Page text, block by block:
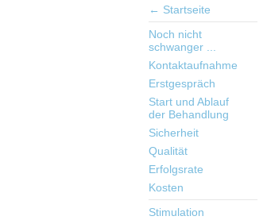
← Startseite
Noch nicht
schwanger ...
Kontaktaufnahme
Erstgespräch
Start und Ablauf
der Behandlung
Sicherheit
Qualität
Erfolgsrate
Kosten
Stimulation